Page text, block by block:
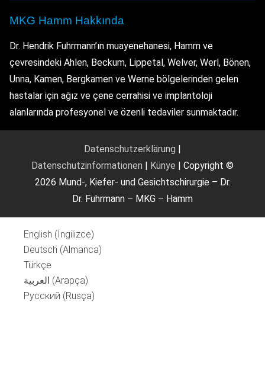
MKG Hamm Hakkında
Dr. Hendrik Fuhrmann’ın muayenehanesi, Hamm ve
çevresindeki Ahlen, Beckum, Lippetal, Welver, Werl, Bönen,
Unna, Kamen, Bergkamen ve Werne bölgelerinden gelen
hastalar için ağız ve çene cerrahisi ve implantoloji
alanlarında profesyonel ve özenli tedaviler sunmaktadır.
Datenschutzerklärung |
Datenschutzinformationen | Künye | Copyright ©
2026 Mund-, Kiefer- und Gesichtschirurgie – Dr.
Dr. Fuhrmann – MKG – Hamm
English ( İngilizce)
Deutsch (Almanca)
Türkçe
العربية (Arapça)
Русский (Rusça)